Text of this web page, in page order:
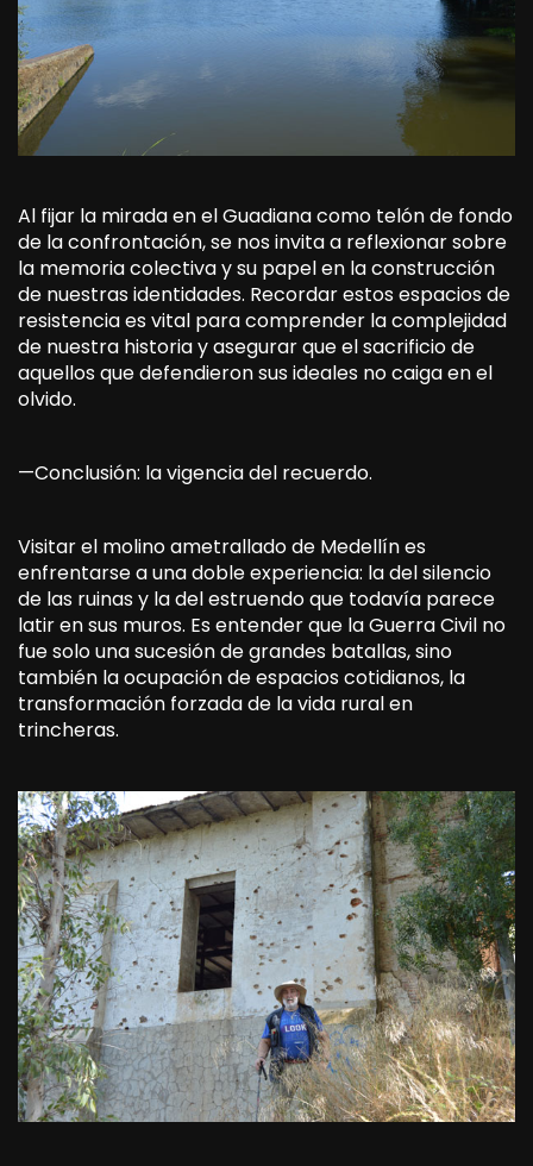
Al fijar la mirada en el Guadiana como telón de fondo
de la confrontación, se nos invita a reflexionar sobre
la memoria colectiva y su papel en la construcción
de nuestras identidades. Recordar estos espacios de
resistencia es vital para comprender la complejidad
de nuestra historia y asegurar que el sacrificio de
aquellos que defendieron sus ideales no caiga en el
olvido.
—Conclusión: la vigencia del recuerdo.
Visitar el molino ametrallado de Medellín es
enfrentarse a una doble experiencia: la del silencio
de las ruinas y la del estruendo que todavía parece
latir en sus muros. Es entender que la Guerra Civil no
fue solo una sucesión de grandes batallas, sino
también la ocupación de espacios cotidianos, la
transformación forzada de la vida rural en
trincheras.